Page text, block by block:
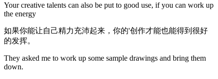
Your creative talents can also be put to good use, if you can work up
the energy
如果你能让自己精力充沛起来，你的'创作才能也能得到很好
的发挥。
They asked me to work up some sample drawings and bring them
down.